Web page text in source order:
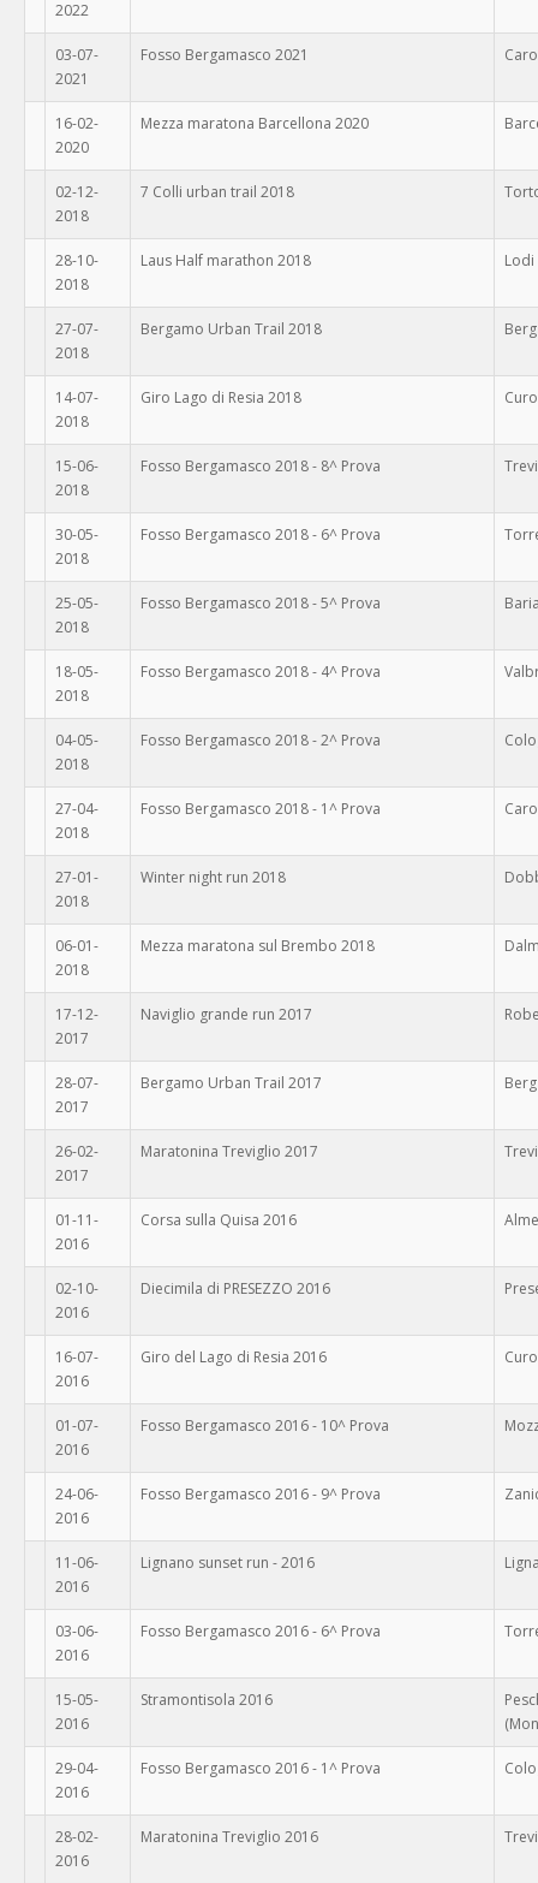
2022
03-07-
2021
Fosso Bergamasco 2021
16-02-
2020
Mezza maratona Barcellona 2020
02-12-
2018
7 Colli urban trail 2018
28-10-
2018
Laus Half marathon 2018 Lodi
27-07-
2018
Bergamo Urban Trail 2018
14-07-
2018
Giro Lago di Resia 2018
15-06-
2018
Fosso Bergamasco 2018 - 8^ Prova
30-05-
2018
Fosso Bergamasco 2018 - 6^ Prova
25-05-
2018
Fosso Bergamasco 2018 - 5^ Prova
18-05-
2018
Fosso Bergamasco 2018 - 4^ Prova
04-05-
2018
Fosso Bergamasco 2018 - 2^ Prova
27-04-
2018
Fosso Bergamasco 2018 - 1^ Prova
27-01-
2018
Winter night run 2018
06-01-
2018
Mezza maratona sul Brembo 2018
17-12-
2017
Naviglio grande run 2017
28-07-
2017
Bergamo Urban Trail 2017
26-02-
2017
Maratonina Treviglio 2017
01-11-
2016
Corsa sulla Quisa 2016
02-10-
2016
Diecimila di PRESEZZO 2016
16-07-
2016
Giro del Lago di Resia 2016
01-07-
2016
Fosso Bergamasco 2016 - 10^ Prova
24-06-
2016
Fosso Bergamasco 2016 - 9^ Prova
11-06-
2016
Lignano sunset run - 2016
03-06-
2016
Fosso Bergamasco 2016 - 6^ Prova
15-05-
2016
Stramontisola 2016
29-04-
2016
Fosso Bergamasco 2016 - 1^ Prova
28-02-
2016
Maratonina Treviglio 2016